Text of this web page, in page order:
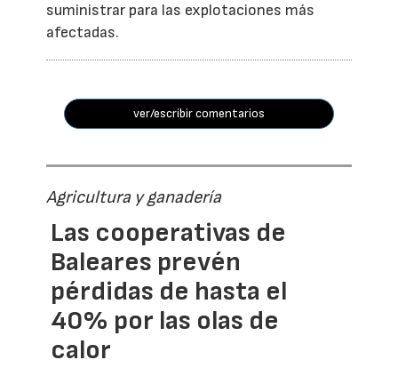
suministrar para las explotaciones más
afectadas.
ver/escribir comentarios
Agricultura y ganadería
Las cooperativas de
Baleares prevén
pérdidas de hasta el
40% por las olas de
calor